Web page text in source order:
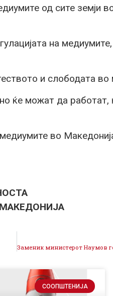
од сите земји
на
и слободата во
ќе можат да работат,
во
СООПШТЕНИЈА